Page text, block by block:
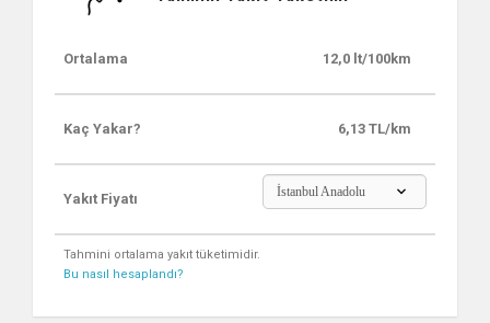
Ortalama 12,0 lt/100km
Kaç Yakar? 6,13 TL/km
Yakıt Fiyatı İstanbul Anadolu
Tahmini ortalama yakıt tüketimidir.
Bu nasıl hesaplandı?